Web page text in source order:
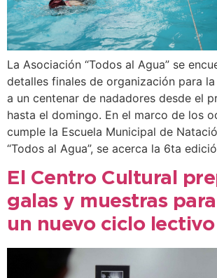
La Asociación “Todos al Agua” se
detalles finales de organización para
a un centenar de nadadores desde el
hasta el domingo. En el marco de los
cumple la Escuela Municipal de
“Todos al Agua”, se acerca la 6ta
El Centro Cultural
galas y muestras
un nuevo ciclo lectivo